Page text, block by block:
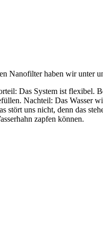
Nanofilter haben wir unter
Das System ist flexibel.
Nachteil: Das Wasser
stört uns nicht, denn das
zapfen können.